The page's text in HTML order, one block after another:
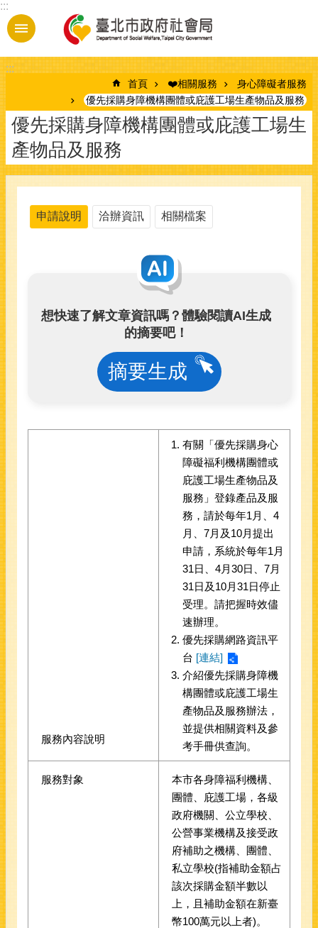
跳到主要內容區塊
:::
:::
首頁 ❤️相關服務
身心障礙者服務
優先採購身障機構團體或庇護工場生產物品及服務
優先採購身障機構團體或庇護工場生
產物品及服務
申請說明 洽辦資訊 相關檔案
想快速了解文章資訊嗎？體驗閱讀AI生成
的摘要吧！
摘要生成
服務內容說明
有關「優先採購身心
障礙福利機構團體或
庇護工場生產物品及
服務」登錄產品及服
務，請於每年1月、4
月、7月及10月提出
申請，系統於每年1月
31日、4月30日、7月
31日及10月31日停止
受理。請把握時效儘
速辦理。
優先採購網路資訊平
台 [連結]
介紹優先採購身障機
構團體或庇護工場生
產物品及服務辦法，
並提供相關資料及參
考手冊供查詢。
服務對象
本市各身障福利機構、
團體、庇護工場，各級
政府機關、公立學校、
公營事業機構及接受政
府補助之機構、團體、
私立學校(指補助金額占
該次採購金額半數以
上，且補助金額在新臺
幣100萬元以上者)。